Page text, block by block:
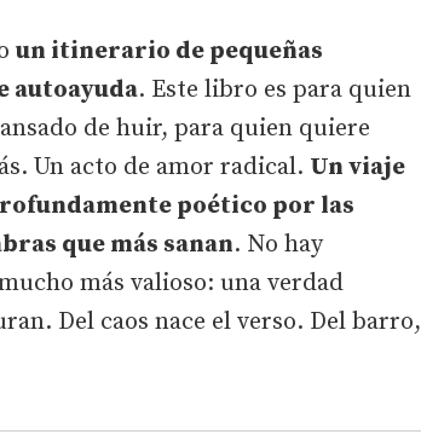
un itinerario de pequeñas
autoayuda. Este libro es para quien
de huir, para quien quiere
Un acto de amor radical. Un viaje
poético por las
que más sanan. No hay
más valioso: una verdad
Del caos nace el verso. Del barro,